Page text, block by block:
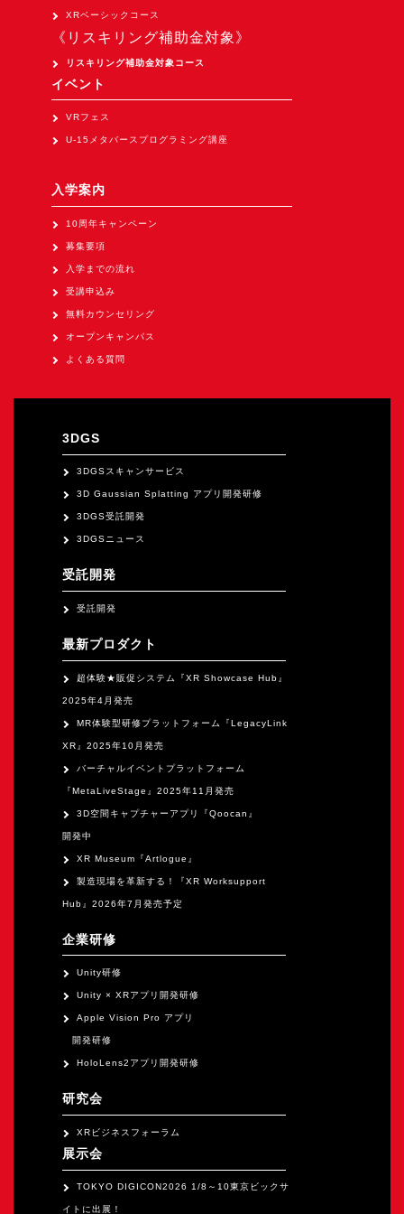
HoloLens 2 アプリ開発研修
《研究会》
XRビジネスフォーラム
（1/8～10東京ビッグサイト）に出展。
Tsumiki Community Day 2026
（5/27～28 秋葉原UDX）に出展。
《求人》
オンライン
XRベーシックコース
《リスキリング補助金対象》
リスキリング補助金対象コース
イベント
VRフェス
U-15メタバースプログラミング講座
入学案内
10周年キャンペーン
募集要項
入学までの流れ
受講申込み
無料カウンセリング
オープンキャンパス
よくある質問
3DGS
3DGSスキャンサービス
3D Gaussian Splatting アプリ開発研修
3DGS受託開発
3DGSニュース
受託開発
受託開発
最新プロダクト
超体験★販促システム『XR Showcase Hub』
2025年4月発売
MR体験型研修プラットフォーム『LegacyLink
XR』2025年10月発売
バーチャルイベントプラットフォーム
『MetaLiveStage』2025年11月発売
3D空間キャプチャーアプリ『Qoocan』
開発中
XR Museum『Artlogue』
製造現場を革新する！『XR Worksupport
Hub』2026年7月発売予定
企業研修
Unity研修
Unity × XRアプリ開発研修
Apple Vision Pro アプリ
開発研修
HoloLens2アプリ開発研修
研究会
XRビジネスフォーラム
展示会
TOKYO DIGICON2026 1/8～10東京ビックサ
イトに出展！